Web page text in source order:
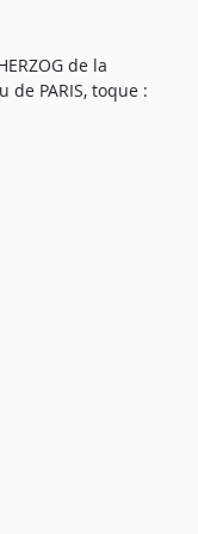
de la
de PARIS, toque :